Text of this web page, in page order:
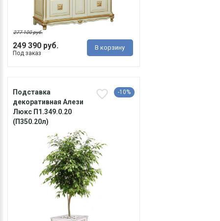
249 390 руб.
277 100 руб.
Под заказ
В корзину
Подставка
декоративная Алези
Люкс П1.349.0.20
(П350.20л)
-10%